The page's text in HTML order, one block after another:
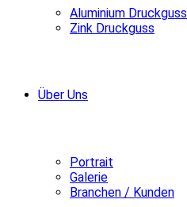
Aluminium Druckguss
Zink Druckguss
Über Uns
Portrait
Galerie
Branchen / Kunden